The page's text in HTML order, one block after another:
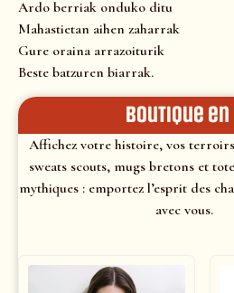
Ardo berriak onduko ditu
Mahastietan aihen zaharrak
Gure oraina arrazoiturik
Beste batzuren biarrak.
Boutique
Affichez votre histoire, vos
sweats scouts, mugs bretons et
mythiques : emportez l’esprit des
avec vous.